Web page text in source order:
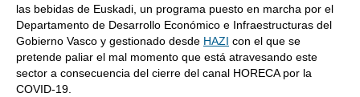
las bebidas de Euskadi, un programa puesto en marcha por el
Departamento de Desarrollo Económico e Infraestructuras del
Gobierno Vasco y gestionado desde HAZI con el que se
pretende paliar el mal momento que está atravesando este
sector a consecuencia del cierre del canal HORECA por la
COVID-19.